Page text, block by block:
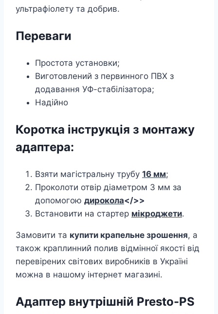
ультрафіолету та добрив.
Переваги
Простота установки;
Виготовлений з первинного ПВХ з
додавання УФ-стабілізатора;
Надійно
Коротка інструкція з монтажу
адаптера:
Взяти магістральну трубу 16 мм;
Проколоти отвір діаметром 3 мм за
допомогою дирокола</>>
Встановити на стартер мікроджети.
Замовити та купити крапельне зрошення, а
також краплинний полив відмінної якості від
перевірених світових виробників в Україні
можна в нашому інтернет магазині.
Адаптер внутрішній Presto-PS